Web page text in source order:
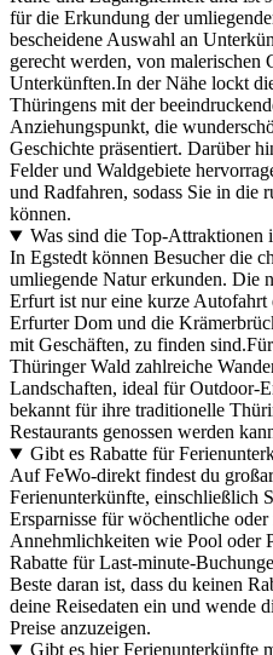
für die Erkundung der
bescheidene Auswahl an
gerecht werden, von malerischen
Unterkünften.In der Nähe lockt
Thüringens mit der
Anziehungspunkt, die
Geschichte präsentiert. Darüber
Felder und Waldgebiete
und Radfahren, sodass Sie in die
können.
Was sind die Top-Attraktionen
In Egstedt können Besucher die
umliegende Natur erkunden. Die
Erfurt ist nur eine kurze
Erfurter Dom und die
mit Geschäften, zu finden
Thüringer Wald zahlreiche
Landschaften, ideal für Outdoor-
bekannt für ihre traditionelle
Restaurants genossen werden
Gibt es Rabatte für
Auf FeWo-direkt findest du
Ferienunterkünfte, einschließlich
Ersparnisse für wöchentliche
Annehmlichkeiten wie Pool oder
Rabatte für Last-minute-
Beste daran ist, dass du keinen
deine Reisedaten ein und wende
Preise anzuzeigen.
Gibt es hier Ferienunterkünfte